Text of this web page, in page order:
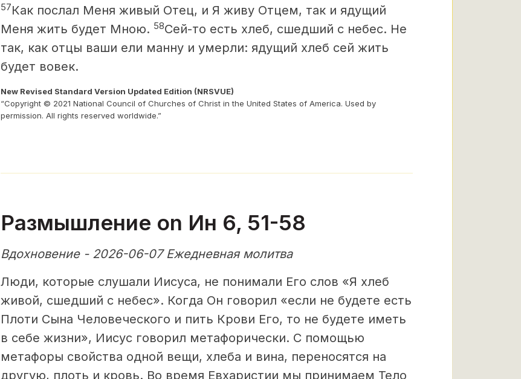
57Как послал Меня живый Отец, и Я живу Отцем, так и ядущий
Меня жить будет Мною. 58Сей-то есть хлеб, сшедший с небес. Не
так, как отцы ваши ели манну и умерли: ядущий хлеб сей жить
будет вовек.
New Revised Standard Version Updated Edition (NRSVUE)
“Copyright © 2021 National Council of Churches of Christ in the United States of America. Used by
permission. All rights reserved worldwide.”
Размышление on Ин 6, 51-58
Вдохновение - 2026-06-07 Ежедневная молитва
Люди, которые слушали Иисуса, не понимали Его слов «Я хлеб
живой, сшедший с небес». Когда Он говорил «если не будете есть
Плоти Сына Человеческого и пить Крови Его, то не будете иметь
в себе жизни», Иисус говорил метафорически. С помощью
метафоры свойства одной вещи, хлеба и вина, переносятся на
другую, плоть и кровь. Во время Евхаристии мы принимаем Тело